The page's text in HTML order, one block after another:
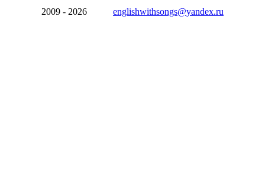
2009 - 2026 englishwithsongs@yandex.ru